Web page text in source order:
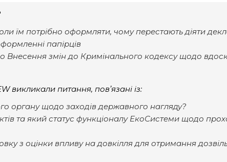
їм потрібно оформляти, чому перестають діяти
папірців
Внесення змін до Кримінального кодексу щодо
викликали питання, повʼязані із:
органу щодо заходів державного нагляду?
та який статус функціоналу ЕкоСистеми щодо
з оцінки впливу на довкілля для отримання